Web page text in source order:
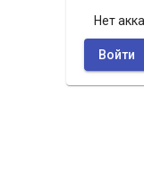
Нет
Войти